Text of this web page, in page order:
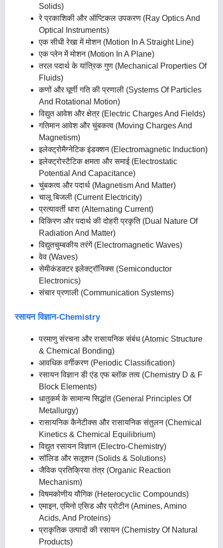
Solids)
रे प्रकाशिकी और ऑप्टिकल उपकरण (Ray Optics And
Optical Instruments)
एक सीधी रेखा में मोशन (Motion In A Straight Line)
एक प्लेन में मोशन (Motion In A Plane)
तरल पदार्थ के यांत्रिक गुण (Mechanical Properties Of
Fluids)
कणों और घूर्णी गति की प्रणाली (Systems Of Particles
And Rotational Motion)
विद्युत आवेश और क्षेत्र (Electric Charges And Fields)
गतिमान आवेश और चुंबकत्व (Moving Charges And
Magnetism)
इलेक्ट्रोमैग्नेटिक इंडक्शन (Electromagnetic Induction)
इलेक्ट्रोस्टैटिक क्षमता और समाई (Electrostatic
Potential And Capacitance)
चुंबकत्व और पदार्थ (Magnetism And Matter)
चालू बिजली (Current Electricity)
प्रत्यावर्ती धारा (Alternating Current)
विकिरण और पदार्थ की दोहरी प्रकृति (Dual Nature Of
Radiation And Matter)
विद्युतचुम्बकीय तरंगें (Electromagnetic Waves)
वेव (Waves)
सेमीकंडक्टर इलेक्ट्रॉनिक्स (Semiconductor
Electronics)
संचार प्रणाली (Communication Systems)
रसायन विज्ञान-Chemistry
परमाणु संरचना और रासायनिक संबंध (Atomic Structure
& Chemical Bonding)
आवधिक वर्गीकरण (Periodic Classification)
रसायन विज्ञान डी एंड एफ ब्लॉक तत्व (Chemistry D & F
Block Elements)
धातुकर्म के सामान्य सिद्धांत (General Principles Of
Metallurgy)
रासायनिक कैनेटीक्स और रासायनिक संतुलन (Chemical
Kinetics & Chemical Equilibrium)
विद्युत रसायन विज्ञान (Electro-Chemistry)
सॉलिड और सलूशन (Solids & Solutions)
जैविक प्रतिक्रिया तंत्र (Organic Reaction
Mechanism)
विषमकोणीय यौगिक (Heterocyclic Compounds)
एमाइन, एमिनो एसिड और प्रोटीन (Amines, Amino
Acids, And Proteins)
प्राकृतिक उत्पादों की रसायन (Chemistry Of Natural
Products)